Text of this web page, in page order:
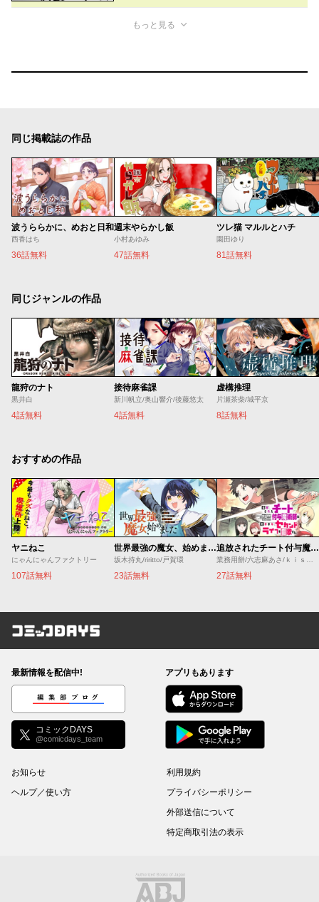
もっと見る
同じ掲載誌の作品
波うららかに、めおと日和
西香はち
36話無料
週末やらかし飯
小村あゆみ
47話無料
ツレ猫 マルルとハチ
園田ゆり
81話無料
同じジャンルの作品
龍狩のナト
黒井白
4話無料
接待麻雀課
新川帆立/奥山響介/後藤悠太
4話無料
虚構推理
片瀬茶柴/城平京
8話無料
おすすめの作品
ヤニねこ
にゃんにゃんファクトリー
107話無料
世界最強の魔女、始めました ～私だけ『攻略サイト』を見れる世界で自由に生きます～
坂木持丸/riritto/戸賀環
23話無料
追放されたチート付与魔術師は気ままなセカンドライフを謳歌する。 ～俺は武器だけじゃなく、あらゆるものに『強化ポイント』を付与できるし、俺の意思でいつでも効果を解除できるけど、残った人たち大丈夫？～
27話無料
コミックDAYS
最新情報を配信中!
編集部ブログ
コミックDAYS
@comicdays_team
アプリもあります
お知らせ
ヘルプ／使い方
利用規約
プライバシーポリシー
外部送信について
特定商取引法の表示